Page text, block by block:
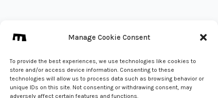
Manage Cookie Consent
To provide the best experiences, we use technologies like cookies to
store and/or access device information. Consenting to these
technologies will allow us to process data such as browsing behavior or
unique IDs on this site. Not consenting or withdrawing consent, may
adversely affect certain features and functions.
info@mena.studio